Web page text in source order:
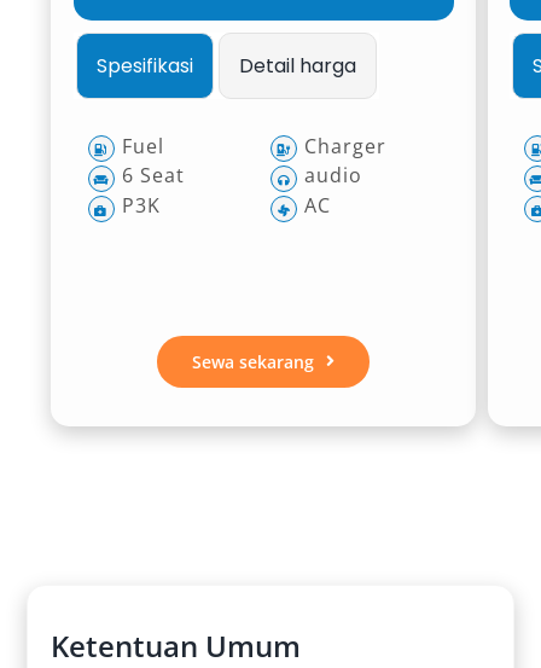
Spesifikasi Detail harga
Fuel
6 Seat
P3K
Charger
audio
AC
Sewa sekarang
Ketentuan Umum